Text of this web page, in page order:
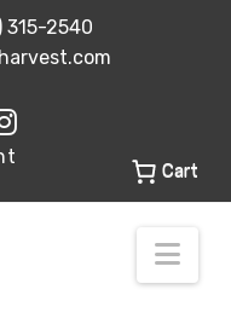
315-2540
Instagram
Cart